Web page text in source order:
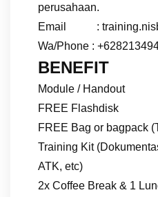
perusahaan.
Email :
Wa/Phone :
BENEFIT
Module / Handout
FREE Flashdisk
FREE Bag or bagpack
Training Kit
ATK, etc)
2x Coffee Break & 1